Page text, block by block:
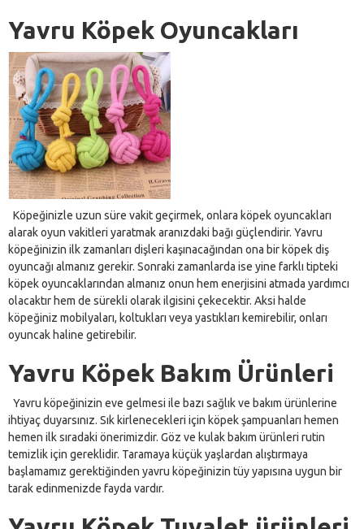
Yavru Köpek Oyuncakları
Köpeğinizle uzun süre vakit geçirmek, onlara köpek oyuncakları
alarak oyun vakitleri yaratmak aranızdaki bağı güçlendirir. Yavru
köpeğinizin ilk zamanları dişleri kaşınacağından ona bir köpek diş
oyuncağı almanız gerekir. Sonraki zamanlarda ise yine farklı tipteki
köpek oyuncaklarından almanız onun hem enerjisini atmada yardımcı
olacaktır hem de sürekli olarak ilgisini çekecektir. Aksi halde
köpeğiniz mobilyaları, koltukları veya yastıkları kemirebilir, onları
oyuncak haline getirebilir.
Yavru Köpek Bakım Ürünleri
Yavru köpeğinizin eve gelmesi ile bazı sağlık ve bakım ürünlerine
ihtiyaç duyarsınız. Sık kirlenecekleri için köpek şampuanları hemen
hemen ilk sıradaki önerimizdir. Göz ve kulak bakım ürünleri rutin
temizlik için gereklidir. Taramaya küçük yaşlardan alıştırmaya
başlamamız gerektiğinden yavru köpeğinizin tüy yapısına uygun bir
tarak edinmenizde fayda vardır.